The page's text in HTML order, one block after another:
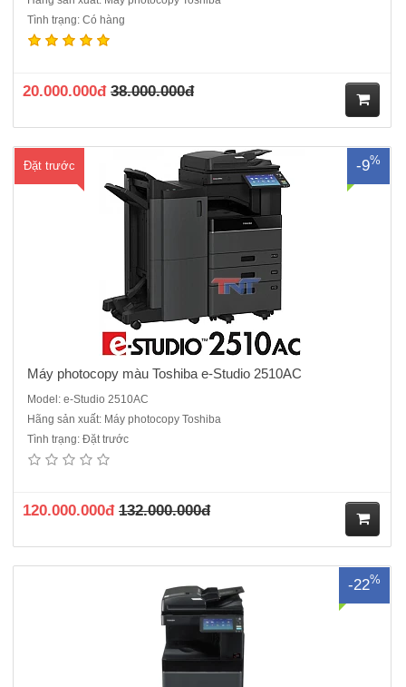
Tình trạng: Có hàng
20.000.000đ 38.000.000đ
ua
Đặt trước -9%
Máy photocopy màu Toshiba e-Studio 2510AC mới 100% ( Vận
chuyển, lắp đặt, bảo hành miễn phí toàn quốc)Loại máy photocopy
Máy photocopy màu Toshiba e-Studio 2510AC
Model: e-Studio 2510AC
Hãng sản xuất: Máy photocopy Toshiba
Tình trạng: Đặt trước
120.000.000đ 132.000.000đ
ua
-22%
Máy photocopy Toshiba e-Studio 2528A mới 100%- Máy Photocopy
đen trắng- Chức năng chuẩn: Copy, In, Scan màu - Tốc độ in/copy: 25